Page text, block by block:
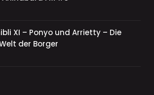
XI – Ponyo und Arrietty – Die
der Borger